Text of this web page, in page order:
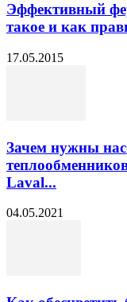
Эффективный
такое и как
17.05.2015
Зачем нужны
Laval...
04.05.2021